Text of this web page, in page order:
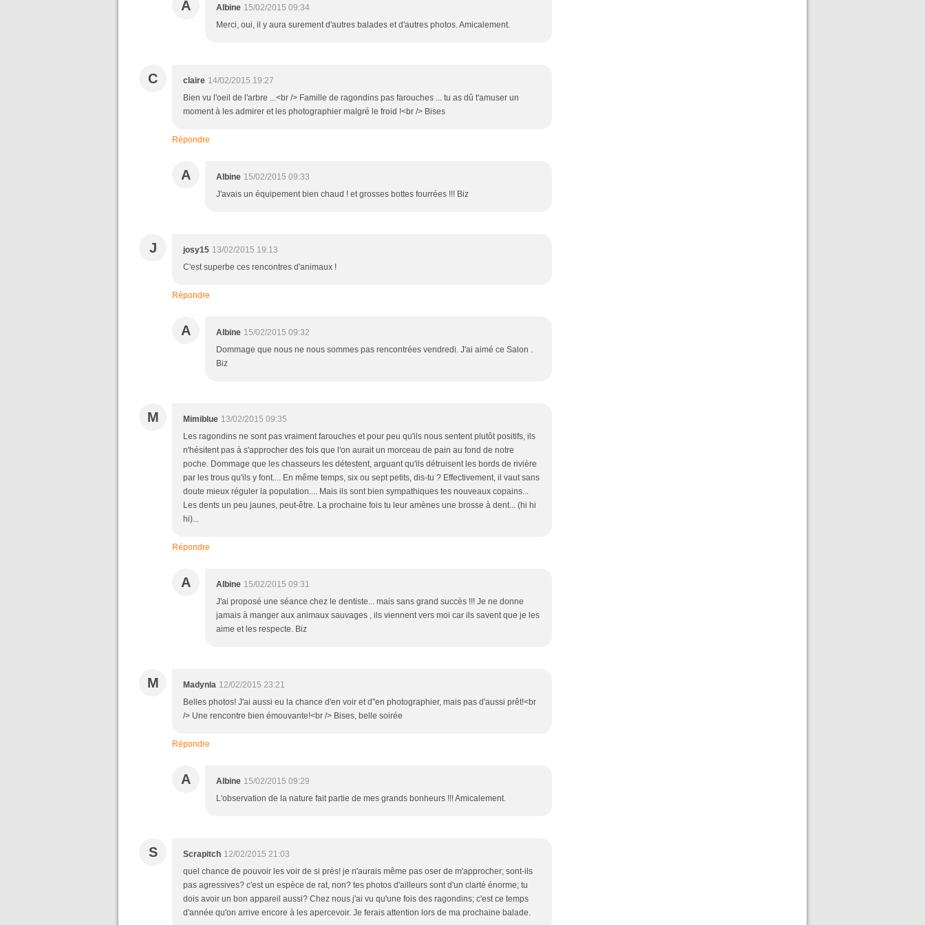
A Albine 15/02/2015 09:34
Merci, oui, il y aura surement d'autres balades et d'autres photos. Amicalement.
C claire 14/02/2015 19:27
Bien vu l'oeil de l'arbre ...<br /> Famille de ragondins pas farouches ... tu as dû t'amuser un
moment à les admirer et les photographier malgré le froid !<br /> Bises
Répondre
A Albine 15/02/2015 09:33
J'avais un équipement bien chaud ! et grosses bottes fourrées !!! Biz
J josy15 13/02/2015 19:13
C'est superbe ces rencontres d'animaux !
Répondre
A Albine 15/02/2015 09:32
Dommage que nous ne nous sommes pas rencontrées vendredi. J'ai aimé ce Salon .
Biz
M Mimiblue 13/02/2015 09:35
Les ragondins ne sont pas vraiment farouches et pour peu qu'ils nous sentent plutôt positifs, ils
n'hésitent pas à s'approcher des fois que l'on aurait un morceau de pain au fond de notre
poche. Dommage que les chasseurs les détestent, arguant qu'ils détruisent les bords de rivière
par les trous qu'ils y font.... En même temps, six ou sept petits, dis-tu ? Effectivement, il vaut sans
doute mieux réguler la population.... Mais ils sont bien sympathiques tes nouveaux copains...
Les dents un peu jaunes, peut-être. La prochaine fois tu leur amènes une brosse à dent... (hi hi
hi)...
Répondre
A Albine 15/02/2015 09:31
J'ai proposé une séance chez le dentiste... mais sans grand succès !!! Je ne donne
jamais à manger aux animaux sauvages , ils viennent vers moi car ils savent que je les
aime et les respecte. Biz
M Madynla 12/02/2015 23:21
Belles photos! J'ai aussi eu la chance d'en voir et d''en photographier, mais pas d'aussi prêt!<br
/> Une rencontre bien émouvante!<br /> Bises, belle soirée
Répondre
A Albine 15/02/2015 09:29
L'observation de la nature fait partie de mes grands bonheurs !!! Amicalement.
S Scrapitch 12/02/2015 21:03
quel chance de pouvoir les voir de si près! je n'aurais même pas oser de m'approcher; sont-ils
pas agressives? c'est un espèce de rat, non? tes photos d'ailleurs sont d'un clarté énorme; tu
dois avoir un bon appareil aussi? Chez nous j'ai vu qu'une fois des ragondins; c'est ce temps
d'année qu'on arrive encore à les apercevoir. Je ferais attention lors de ma prochaine balade.